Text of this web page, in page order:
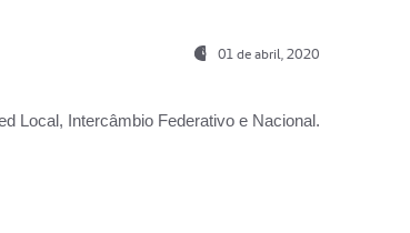
01 de abril, 2020
Local, Intercâmbio Federativo e Nacional.